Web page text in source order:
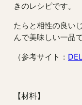
きのレシピです。
たらと相性の良い
んで美味しい一品で
（参考サイト：
【材料】